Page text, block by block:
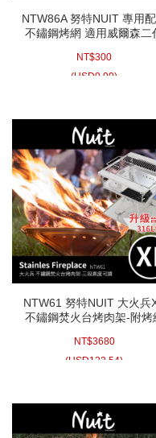
NTW86A 努特NUIT 專用
不鏽鋼烤網 適用威爾森二
露營摺野餐烤肉摺疊焚火台
折疊烤肉架
NT$300
(USD9.99)
NTW61 努特NUIT 大火兵
不鏽鋼焚火台烤肉架-附烤
搭配NTW102或荷蘭鍋 鑄鐵
鍋燒柴爐育空爐使用
NT$3680
(USD122.54)